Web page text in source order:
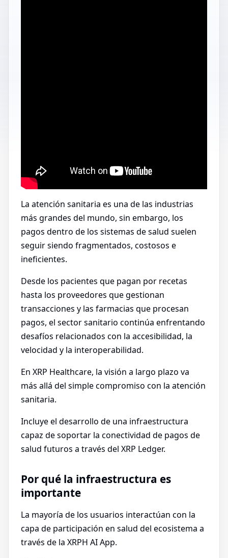
La atención sanitaria es una de las industrias
más grandes del mundo, sin embargo, los
pagos dentro de los sistemas de salud suelen
seguir siendo fragmentados, costosos e
ineficientes.
Desde los pacientes que pagan por recetas
hasta los proveedores que gestionan
transacciones y las farmacias que procesan
pagos, el sector sanitario continúa enfrentando
desafíos relacionados con la accesibilidad, la
velocidad y la interoperabilidad.
En XRP Healthcare, la visión a largo plazo va
más allá del simple compromiso con la atención
sanitaria.
Incluye el desarrollo de una infraestructura
capaz de soportar la conectividad de pagos de
salud futuros a través del XRP Ledger.
Por qué la infraestructura es
importante
La mayoría de los usuarios interactúan con la
capa de participación en salud del ecosistema a
través de la XRPH AI App.